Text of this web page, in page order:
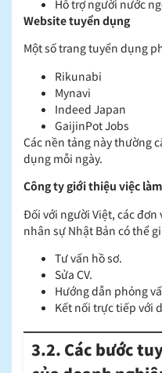
Hỗ trợ người nước
Website tuyển dụng
Một số trang tuyển dụng
Rikunabi
Mynavi
Indeed Japan
GaijinPot Jobs
Các nền tảng này thường
dụng mỗi ngày.
Công ty giới thiệu việc làm
Đối với người Việt, các đơn
nhân sự Nhật Bản có thể
Tư vấn hồ sơ.
Sửa CV.
Hướng dẫn phỏng
Kết nối trực tiếp với
3.2. Các bước